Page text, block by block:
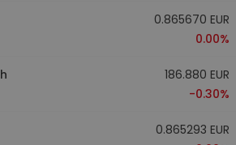
0.865670 EUR
0.00%
186.880 EUR
-0.30%
0.865293 EUR